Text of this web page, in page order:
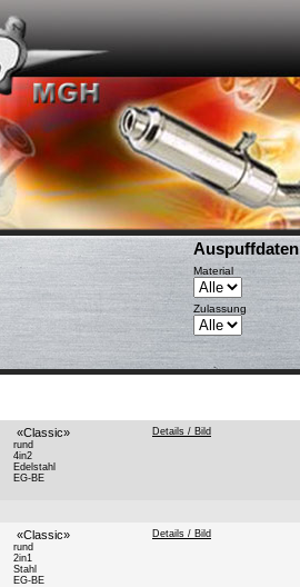
Auspuffdaten
Material
Zulassung
«Classic»
rund
4in2
Edelstahl
EG-BE
Details / Bild
«Classic»
rund
2in1
Stahl
EG-BE
Details / Bild